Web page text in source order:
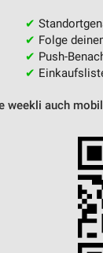
✔
✔ Folge
✔ Push-
✔
weekli auch